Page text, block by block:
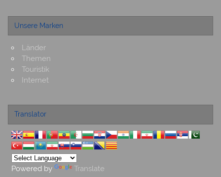
Unsere Marken
Länder
Themen
Touristik
Internet
Translator
Powered by Translate